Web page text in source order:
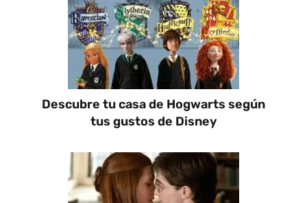
Descubre tu casa de Hogwarts según
tus gustos de Disney